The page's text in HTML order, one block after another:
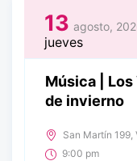
13 agosto,
jueves
Música | Los
de invierno
San Martín 199,
9:00 pm